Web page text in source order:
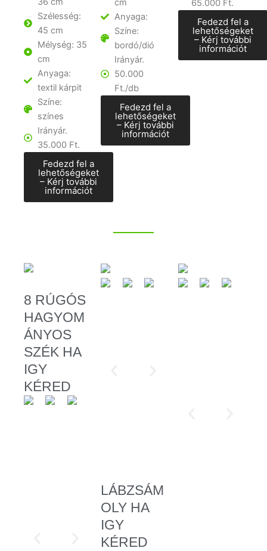
Szélesség:
45 cm
Mélység: 35
cm
Anyaga:
textil kárpit
Színe:
színes
Irányár.
35.000 Ft.
Fedezd fel a
lehetőségeket
– Kérj további
információt
cm
Anyaga:
Színe:
bordó/dió
Irányár.
50.000
Ft./db
Fedezd fel a
lehetőségeket
– Kérj további
információt
65.000 Ft.
Fedezd fel a
lehetőségeket
– Kérj további
információt
8 RÚGÓS
HAGYOM
ÁNYOS
SZÉK HA
IGY
KÉRED
LÁBZSÁM
OLY HA
IGY
KÉRED